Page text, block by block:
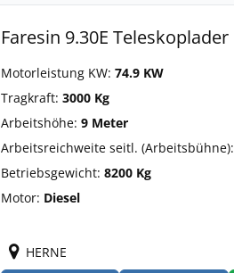
Faresin 9.30E Teleskoplader
Motorleistung KW: 74.9 KW
Tragkraft: 3000 Kg
Arbeitshöhe: 9 Meter
Arbeitsreichweite seitl. (Arbeitsbühne):
Betriebsgewicht: 8200 Kg
Motor: Diesel
HERNE